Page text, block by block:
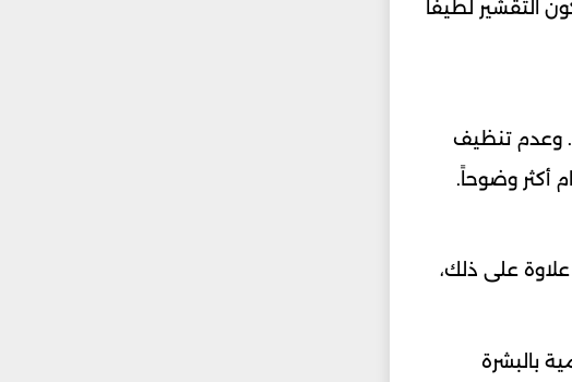
التقشير لطيفاً
وعدم تنظيف
أكثر وضوحاً.
على ذلك،
بالبشرة